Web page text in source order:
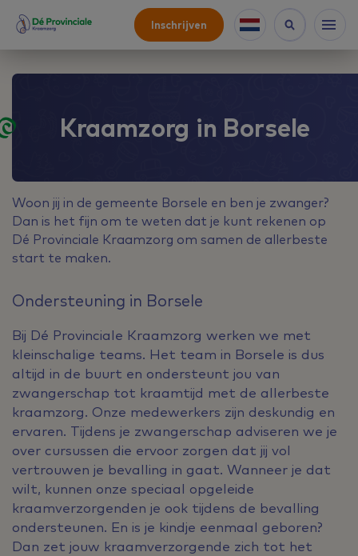
Inschrijven
Kraamzorg in Borsele
Woon jij in de gemeente Borsele en ben je zwanger?
Dan is het fijn om te weten dat je kunt rekenen op
Dé Provinciale Kraamzorg om samen de allerbeste
start te maken.
Ondersteuning in Borsele
Bij Dé Provinciale Kraamzorg werken we met
kleinschalige teams. Het team in Borsele is dus
altijd in de buurt en ondersteunt jou van
zwangerschap tot kraamtijd met de allerbeste
kraamzorg. Onze medewerkers zijn deskundig en
ervaren. Tijdens je zwangerschap adviseren we je
over cursussen die ervoor zorgen dat jij vol
vertrouwen je bevalling in gaat. Wanneer je dat
wilt, kunnen onze speciaal opgeleide
kraamverzorgenden je ook tijdens de bevalling
ondersteunen. En is je kindje eenmaal geboren?
Dan zet jouw kraamverzorgende zich tot het